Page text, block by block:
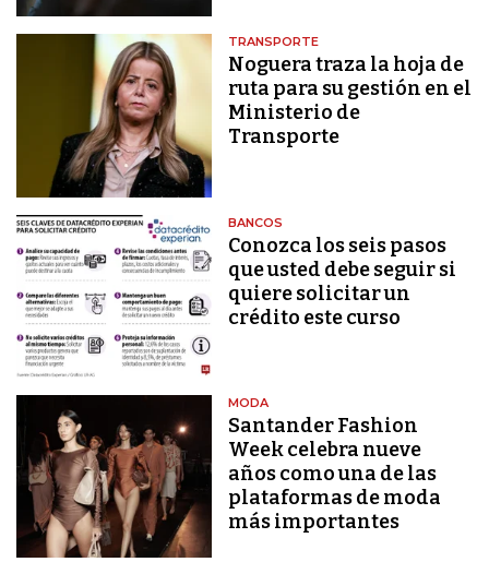
TRANSPORTE
Noguera traza la hoja de
ruta para su gestión en el
Ministerio de
Transporte
BANCOS
Conozca los seis pasos
que usted debe seguir si
quiere solicitar un
crédito este curso
MODA
Santander Fashion
Week celebra nueve
años como una de las
plataformas de moda
más importantes